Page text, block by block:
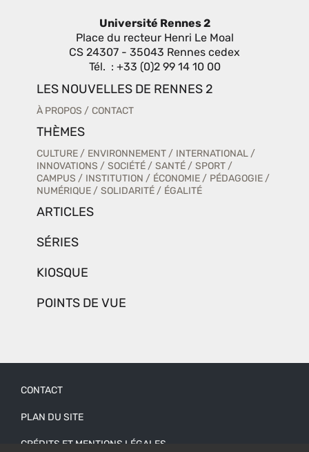
Université Rennes 2
Place du recteur Henri Le Moal
CS 24307 - 35043 Rennes cedex
Tél. : +33 (0)2 99 14 10 00
LES NOUVELLES DE RENNES 2
À PROPOS CONTACT
THÈMES
CULTURE ENVIRONNEMENT
INTERNATIONAL
INNOVATIONS
SOCIÉTÉ SANTÉ
SPORT
CAMPUS
INSTITUTION ÉCONOMIE
PÉDAGOGIE
NUMÉRIQUE
SOLIDARITÉ ÉGALITÉ
ARTICLES
SÉRIES
KIOSQUE
POINTS DE VUE
Pied
CONTACT
PLAN DU SITE
CRÉDITS ET MENTIONS LÉGALES